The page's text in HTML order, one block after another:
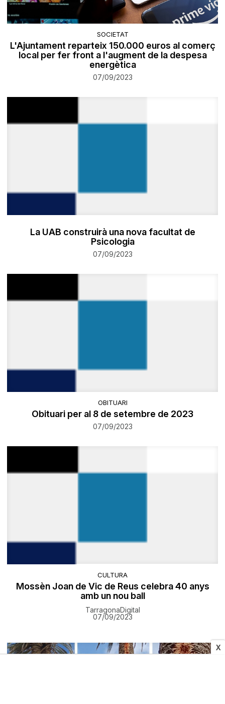
X
SOCIETAT
L'Ajuntament reparteix 150.000 euros al comerç
local per fer front a l'augment de la despesa
energètica
07/09/2023
La UAB construirà una nova facultat de
Psicologia
07/09/2023
OBITUARI
Obituari per al 8 de setembre de 2023
07/09/2023
CULTURA
Mossèn Joan de Vic de Reus celebra 40 anys
amb un nou ball
TarragonaDigital
07/09/2023